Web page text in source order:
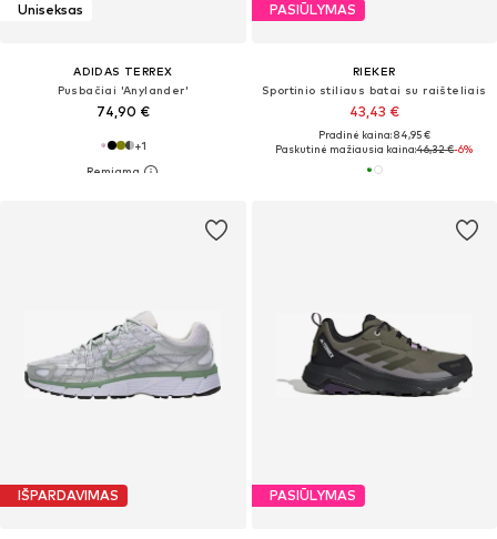
Uniseksas
ADIDAS TERREX
Pusbačiai 'Anylander'
74,90 €
+1
PASIŪLYMAS
RIEKER
Sportinio stiliaus batai su raišteliais
43,43 €
Pradinė kaina: 84,95 €
Paskutinė mažiausia kaina:46,32 €-6%
IŠPARDAVIMAS PASIŪLYMAS